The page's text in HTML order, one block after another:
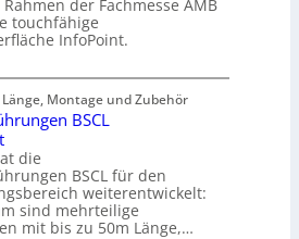
der Fachmesse AMB
touchfähige
InfoPoint.
Montage und Zubehör
BSCL
die
BSCL für den
weiterentwickelt:
sind mehrteilige
mit bis zu 50m Länge,…